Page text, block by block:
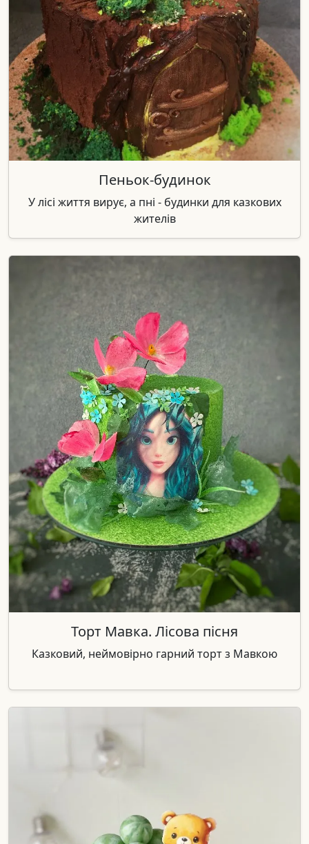
Пеньок-будинок
У лісі життя вирує, а пні - будинки для казкових
жителів
Торт Мавка. Лісова пісня
Казковий, неймовірно гарний торт з Мавкою